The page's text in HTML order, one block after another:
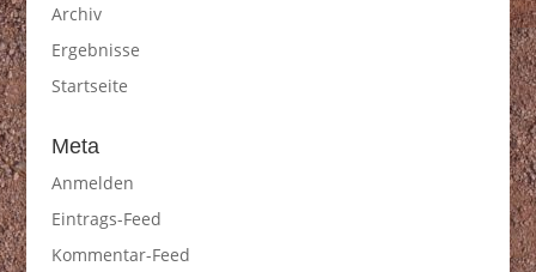
Archiv
Ergebnisse
Startseite
Meta
Anmelden
Eintrags-Feed
Kommentar-Feed